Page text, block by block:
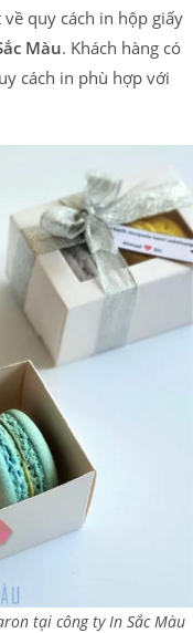
quy cách in hộp giấy
Màu. Khách hàng có
cách in phù hợp với
tại công ty In Sắc Màu